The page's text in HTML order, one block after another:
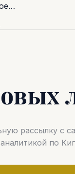
рассылку с
по